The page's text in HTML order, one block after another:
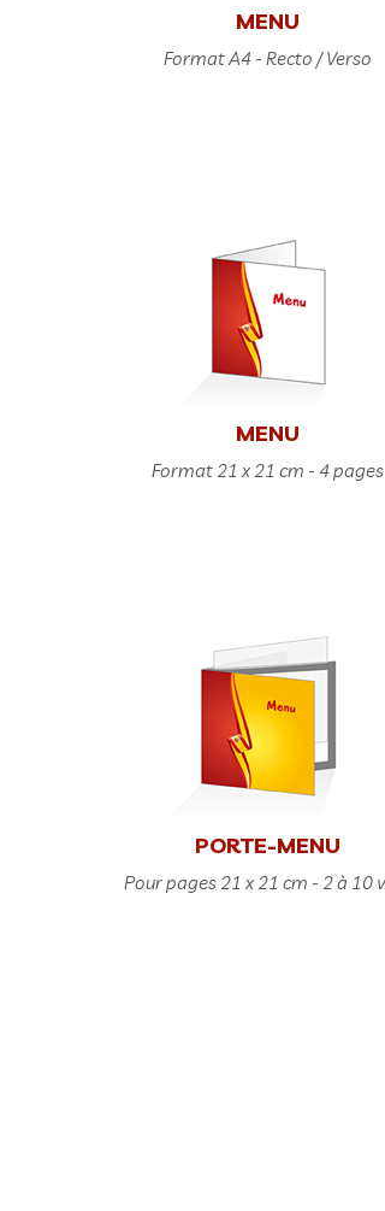
MENU
Format A4 - Recto / Verso
MENU
Format 21 x 21 cm - 4 pages
PORTE-MENU
Pour pages 21 x 21 cm - 2 à 10